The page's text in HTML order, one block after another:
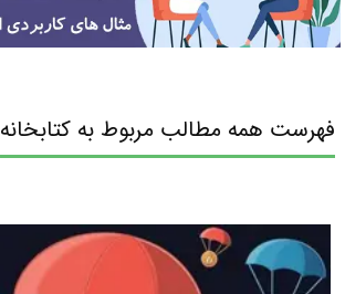
فهرست همه مطالب مربوط به کتابخانه